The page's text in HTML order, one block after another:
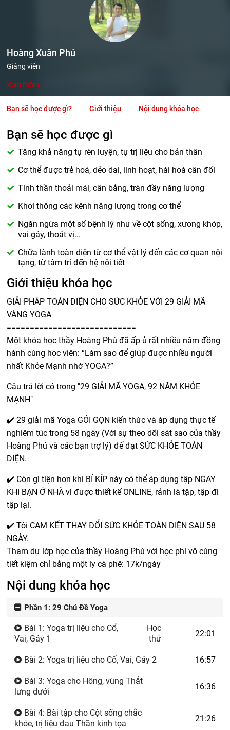
Hoàng Xuân Phú
Giảng viên
Xem thêm
Bạn sẽ học được gì? Giới thiệu Nội dung khóa học
Bạn sẽ học được gì
Tăng khả năng tự rèn luyện, tự trị liệu cho bản thân
Cơ thể được trẻ hoá, dẻo dai, linh hoạt, hài hoà cân đối
Tinh thần thoải mái, cân bằng, tràn đầy năng lượng
Khơi thông các kênh năng lượng trong cơ thể
Ngăn ngừa một số bệnh lý như về cột sống, xương khớp,
vai gáy, thoát vị...
Chữa lành toàn diện từ cơ thể vật lý đến các cơ quan nội
tạng, từ tâm trí đến hệ nội tiết
Giới thiệu khóa học
GIẢI PHÁP TOÀN DIỆN CHO SỨC KHỎE VỚI 29 GIẢI MÃ
VÀNG YOGA
============================
Một khóa học thầy Hoàng Phú đã ấp ủ rất nhiều năm đồng
hành cùng học viên: “Làm sao để giúp được nhiều người
nhất Khỏe Mạnh nhờ YOGA?”
Câu trả lời có trong "29 GIẢI MÃ YOGA, 92 NĂM KHỎE
MẠNH"
✔️ 29 giải mã Yoga GÓI GỌN kiến thức và áp dụng thực tế
nghiêm túc trong 58 ngày (Với sự theo dõi sát sao của thầy
Hoàng Phú và các bạn trợ lý) để đạt SỨC KHỎE TOÀN
DIỆN.
✔️ Còn gì tiện hơn khi BÍ KÍP này có thể áp dụng tập NGAY
KHI BẠN Ở NHÀ vì được thiết kế ONLINE, rảnh là tập, tập đi
tập lại.
✔️ Tôi CAM KẾT THAY ĐỔI SỨC KHỎE TOÀN DIỆN SAU 58
NGÀY.
Tham dự lớp học của thầy Hoàng Phú với học phí vô cùng
tiết kiệm chỉ bằng một ly cà phê: 17k/ngày
Nội dung khóa học
Phần 1: 29 Chủ Đề Yoga
Bài 1: Yoga trị liệu cho Cổ,
Vai, Gáy 1
Học
thử
22:01
Bài 2: Yoga trị liệu cho Cổ, Vai, Gáy 2 16:57
Bài 3: Yoga cho Hông, vùng Thắt
lưng dưới
16:36
Bài 4: Bài tập cho Cột sống chắc
khỏe, trị liệu đau Thần kinh tọa
21:26